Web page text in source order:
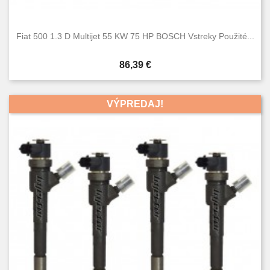
Fiat 500 1.3 D Multijet 55 KW 75 HP BOSCH Vstreky Použité...
Cena
86,39 €
VÝPREDAJ!